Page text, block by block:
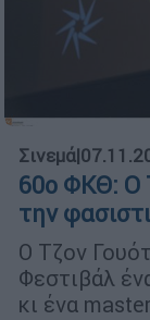
Σινεμά|
60ο ΦΚΘ: Ο
την
Ο Τζον
Φεστιβάλ
κι ένα